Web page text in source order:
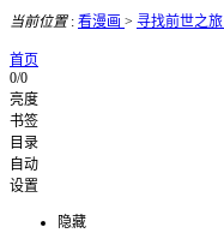
当前位置: 看漫画 > 寻找前世之旅
首页
0/0
亮度
书签
目录
自动
设置
隐藏